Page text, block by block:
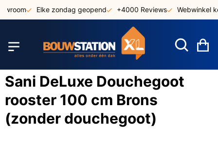
naar
Elke zondag geopend +4000 Reviews Webwinkel
Sani DeLuxe Douchegoot
rooster 100 cm Brons
(zonder douchegoot)